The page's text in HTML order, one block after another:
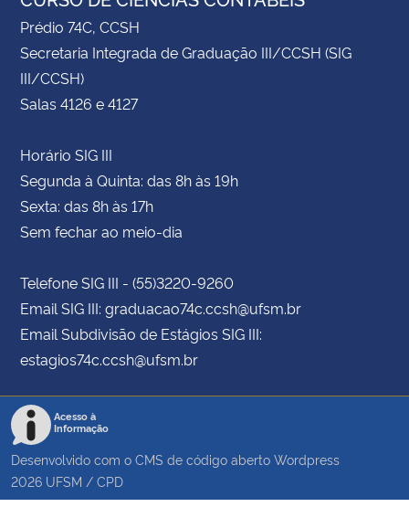
Prédio 74C, CCSH
Secretaria Integrada de Graduação III/CCSH (SIG
III/CCSH)
Salas 4126 e 4127
Horário SIG III
Segunda à Quinta: das 8h às 19h
Sexta: das 8h às 17h
Sem fechar ao meio-dia
Telefone SIG III - (55)3220-9260
Email SIG III: graduacao74c.ccsh@ufsm.br
Email Subdivisão de Estágios SIG III:
estagios74c.ccsh@ufsm.br
Acesso à
Informação
Desenvolvido com o CMS de código aberto Wordpress
2026 UFSM / CPD